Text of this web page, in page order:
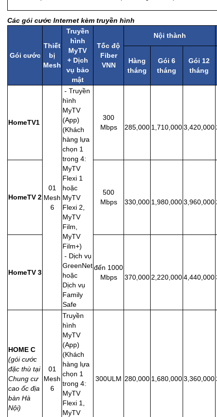
Các gói cước Internet kèm truyền hình
Gói cước
Thiết
bị
Mesh
Truyền
hình
MyTV
+ Dịch
vụ bảo
mật
Tốc độ
Fiber
VNN
Nội thành
Hàng
tháng
Gói 6
tháng
Gói 12
tháng
HomeTV1
01
Mesh
6
- Truyền
hình
MyTV
(App)
(Khách
hàng lựa
chọn 1
trong 4:
MyTV
Flexi 1
hoặc
MyTV
Flexi 2,
MyTV
Film,
MyTV
Film+)
- Dịch vụ
GreenNet
hoặc
Dịch vụ
Family
Safe
300
Mbps
285,000 1,710,0003,420,000
HomeTV 2
500
Mbps
330,000 1,980,0003,960,000
HomeTV 3
đến 1000
Mbps
370,000 2,220,0004,440,000
HOME C
(gói cước
đặc thù tại
Chung cư
cao ốc địa
bàn Hà
Nội)
01
Mesh
6
Truyền
hình
MyTV
(App)
(Khách
hàng lựa
chọn 1
trong 4:
MyTV
Flexi 1,
MyTV
300ULM 280,000 1,680,0003,360,000